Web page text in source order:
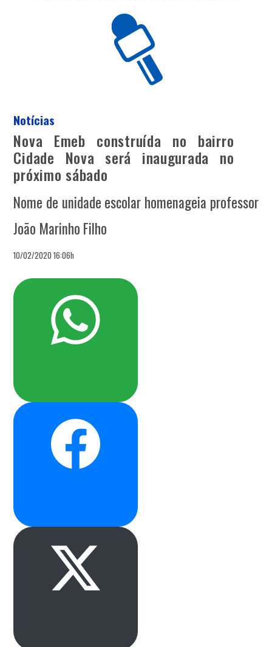
Notícias
Nova Emeb construída no bairro
Cidade Nova será inaugurada no
próximo sábado
Nome de unidade escolar homenageia professor
João Marinho Filho
10/02/2020 16:06h